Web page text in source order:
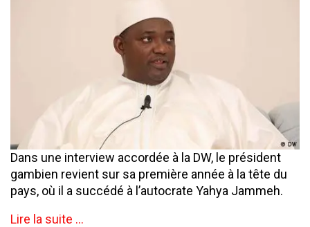
Dans une interview accordée à la DW, le président
gambien revient sur sa première année à la tête du
pays, où il a succédé à l’autocrate Yahya Jammeh.
Lire la suite …